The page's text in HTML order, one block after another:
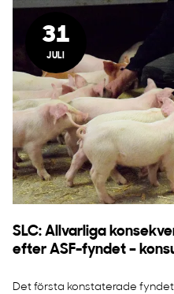
31
JULI
SLC: Allvarliga
efter ASF-fyndet –
Det första konstaterade